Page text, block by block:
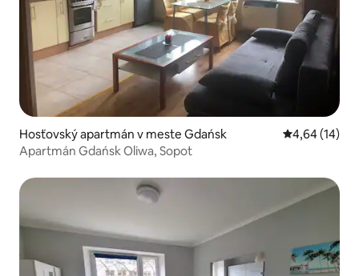
Hosťovský apartmán v meste Gdańsk Priemerné
4,64 (14)
Apartmán Gdańsk Oliwa, Sopot